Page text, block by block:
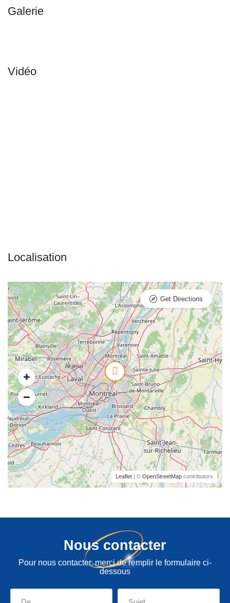
Leaflet | © OpenStreetMap contributors
Get Directions
Nous contacter
Pour nous contacter, merci de remplir le formulaire ci-
dessous